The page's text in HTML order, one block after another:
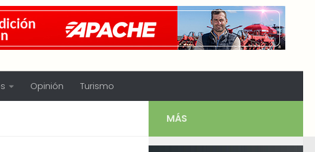
Opinión Turismo
MÁS